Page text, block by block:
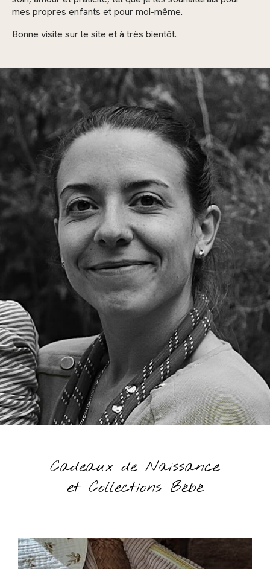
mes propres enfants et pour moi-même.
Bonne visite sur le site et à très bientôt.
Cadeaux de Naissance
et Collections Bébé